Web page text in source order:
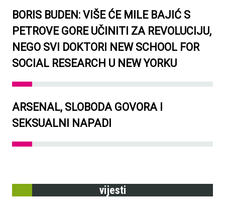
BORIS BUDEN: VIŠE ĆE MILE BAJIĆ S
PETROVE GORE UČINITI ZA REVOLUCIJU,
NEGO SVI DOKTORI NEW SCHOOL FOR
SOCIAL RESEARCH U NEW YORKU
ARSENAL, SLOBODA GOVORA I
SEKSUALNI NAPADI
vijesti